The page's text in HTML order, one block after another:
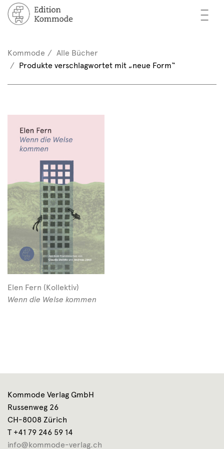
—
—
—
/ Registrieren
(0)
Kommode
Alle Bücher
Produkte verschlagwortet mit „neue Form“
Elen Fern (Kollektiv)
Wenn die Welse kommen
Kommode Verlag GmbH
Russenweg 26
CH-8008 Zürich
T +41 79 246 59 14
info@kommode-verlag.ch